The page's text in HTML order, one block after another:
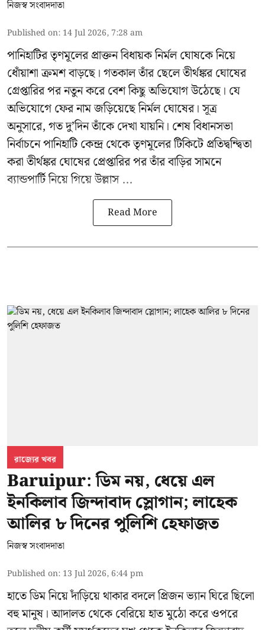
নিজস্ব সংবাদদাতা
Published on: 14 Jul 2026, 7:28 am
পানিহাটির তৃণমূলের প্রাক্তন বিধায়ক নির্মল ঘোষকে নিয়ে
ধোঁয়াশা ক্রমশ বাড়ছে। গতকাল তাঁর ছেলে তীর্থঙ্কর ঘোষের
গ্রেপ্তারির পর নতুন করে বেশ কিছু অভিযোগ উঠেছে। যে
অভিযোগে ফের নাম জড়িয়েছে নির্মল ঘোষের। সূত্র
অনুসারে, গত দু’দিন তাঁকে দেখা যায়নি। শেষ বিধানসভা
নির্বাচনে পানিহাটি কেন্দ্র থেকে তৃণমূলের টিকিটে প্রতিদ্বন্দ্বিতা
করা তীর্থঙ্কর ঘোষের প্রেপ্তারির পর তাঁর বাড়ির সামনে
ব্যান্ডপার্টি নিয়ে গিয়ে উল্লাস ...
Read More
রাজ্যের খবর
Baruipur: ডিম নয়, ধেয়ে এল
ইনকিলাব জিন্দাবাদ স্লোগান; লাহেক
আলির ৮ দিনের পুলিশি হেফাজত
নিজস্ব সংবাদদাতা
Published on: 13 Jul 2026, 6:44 pm
হাতে ডিম নিয়ে দাঁড়িয়ে থাকার বদলে প্রিজন ভ্যান ঘিরে ছিলো
বহু মানুষ। আদালত থেকে বেরিয়ে হাত মুঠো করে ওপরে